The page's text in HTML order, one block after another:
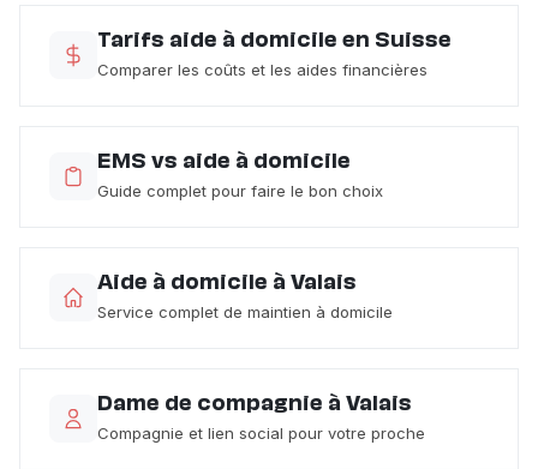
Tarifs aide à domicile en Suisse
Comparer les coûts et les aides financières
EMS vs aide à domicile
Guide complet pour faire le bon choix
Aide à domicile à Valais
Service complet de maintien à domicile
Dame de compagnie à Valais
Compagnie et lien social pour votre proche